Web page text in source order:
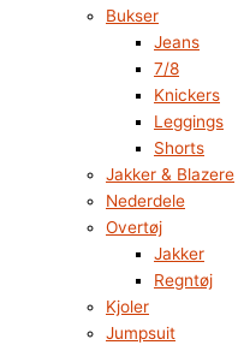
Bukser
Jeans
7/8
Knickers
Leggings
Shorts
Jakker & Blazere
Nederdele
Overtøj
Jakker
Regntøj
Kjoler
Jumpsuit